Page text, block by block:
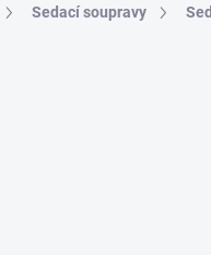
Sedací soupravy